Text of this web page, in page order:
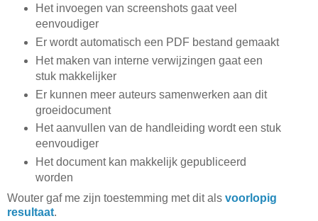
Het invoegen van screenshots gaat veel
eenvoudiger
Er wordt automatisch een PDF bestand gemaakt
Het maken van interne verwijzingen gaat een
stuk makkelijker
Er kunnen meer auteurs samenwerken aan dit
groeidocument
Het aanvullen van de handleiding wordt een stuk
eenvoudiger
Het document kan makkelijk gepubliceerd
worden
Wouter gaf me zijn toestemming met dit als voorlopig
resultaat.